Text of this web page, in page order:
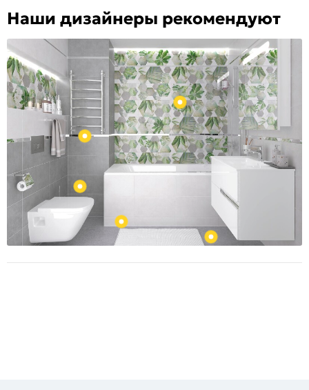
Наши дизайнеры рекомендуют